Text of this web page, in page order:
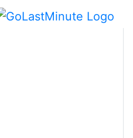
Viaje de
a